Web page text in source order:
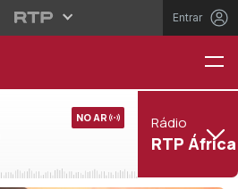
Entrar
NO AR Rádio
RTP África